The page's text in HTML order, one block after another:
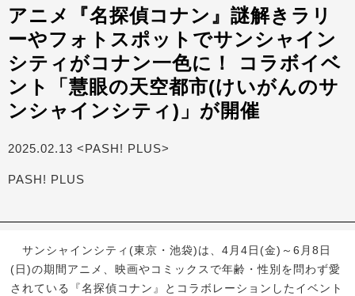
アニメ『名探偵コナン』謎解きラリ
ーやフォトスポットでサンシャイン
シティがコナン一色に！ コラボイベ
ント「慧眼の天空都市(けいがんのサ
ンシャインシティ)」が開催
2025.02.13 <PASH! PLUS>
PASH! PLUS
サンシャインシティ(東京・池袋)は、4月4日(金)～6月8日
(日)の期間アニメ、映画やコミックスで年齢・性別を問わず愛
されている『名探偵コナン』とコラボレーションしたイベント